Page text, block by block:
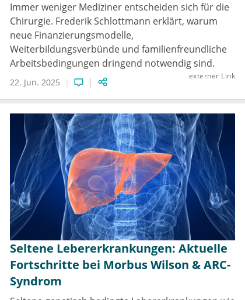
Immer weniger Mediziner entscheiden sich für die
Chirurgie. Frederik Schlottmann erklärt, warum
neue Finanzierungsmodelle,
Weiterbildungsverbünde und familienfreundliche
Arbeitsbedingungen dringend notwendig sind.
22. Jun. 2025
externer Link
Seltene Lebererkrankungen: Aktuelle
Fortschritte bei Morbus Wilson & ARC-
Syndrom